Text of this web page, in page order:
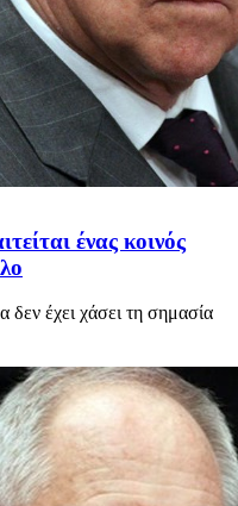
ένας κοινός
δεν έχει χάσει τη σημασία